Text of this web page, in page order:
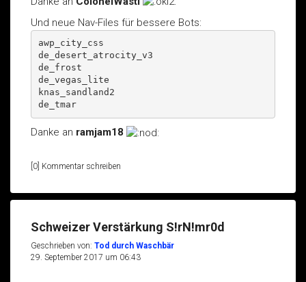
Und neue Nav-Files für bessere Bots:
awp_city_css
de_desert_atrocity_v3
de_frost
de_vegas_lite
knas_sandland2
de_tmar
Danke an ramjam18
[0] Kommentar schreiben
Schweizer Verstärkung S!rN!mr0d
Geschrieben von: Tod durch Waschbär
29. September 2017 um 06:43